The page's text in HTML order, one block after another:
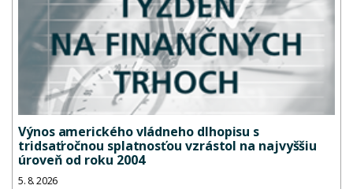
Výnos amerického vládneho dlhopisu s
tridsaťročnou splatnosťou vzrástol na najvyššiu
úroveň od roku 2004
5. 8. 2026